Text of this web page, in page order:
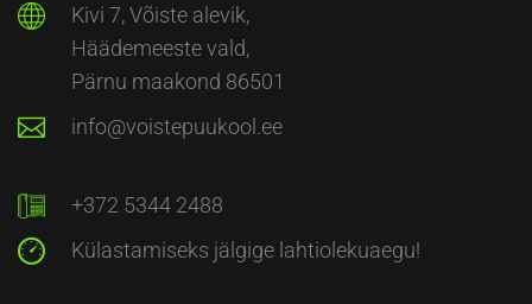
Kivi 7, Võiste alevik,
Häädemeeste vald,
Pärnu maakond 86501
info@voistepuukool.ee
+372 5344 2488
Külastamiseks jälgige lahtiolekuaegu!